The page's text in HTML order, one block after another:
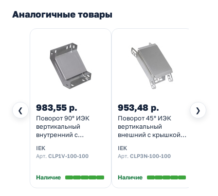
Аналогичные товары
❮ ❯
983,55 р.
Поворот 90° ИЭК
вертикальный
внутренний с
кабельных лотков
100х100 мм
IEK
Арт. CLP1V-100-100
Наличие
953,48 р.
Поворот 45° ИЭК
вертикальный
внешний с крышкой
100х100 мм
IEK
Арт. CLP3N-100-100
Наличие
2
Угол